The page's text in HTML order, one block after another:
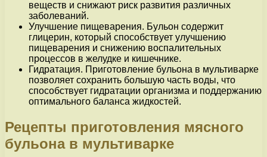
веществ и снижают риск развития различных
заболеваний.
Улучшение пищеварения. Бульон содержит
глицерин, который способствует улучшению
пищеварения и снижению воспалительных
процессов в желудке и кишечнике.
Гидратация. Приготовление бульона в мультиварке
позволяет сохранить большую часть воды, что
способствует гидратации организма и поддержанию
оптимального баланса жидкостей.
Рецепты приготовления мясного
бульона в мультиварке